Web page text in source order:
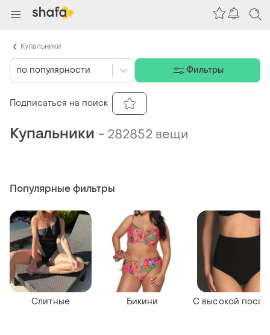
Купальники - 282852 вещи
Популярные фильтры
Слитные Бикини С высокой
по популярности Фильтры
Подписаться на поиск
Купальники